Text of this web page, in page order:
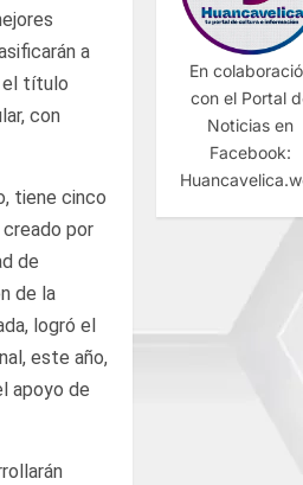
a
el título
con
tiene cinco
por
de
de la
logró el
este año,
apoyo de
En
con el Portal
Noticias en
Facebook: